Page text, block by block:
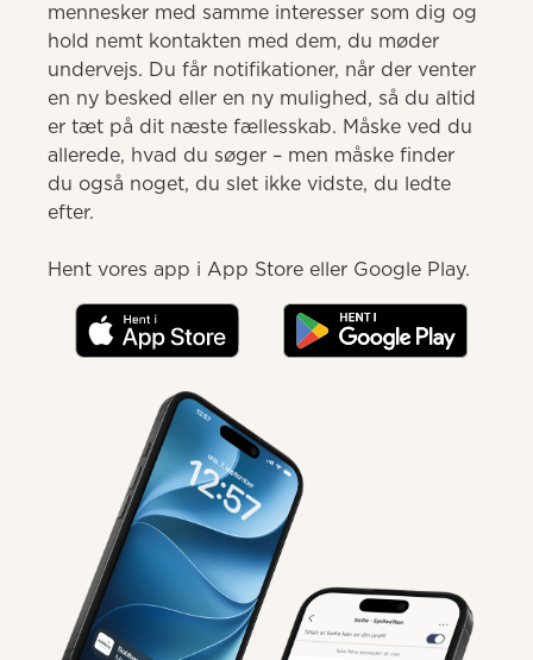
mennesker med samme interesser som dig og
hold nemt kontakten med dem, du møder
undervejs. Du får notifikationer, når der venter
en ny besked eller en ny mulighed, så du altid
er tæt på dit næste fællesskab. Måske ved du
allerede, hvad du søger – men måske finder
du også noget, du slet ikke vidste, du ledte
efter.
Hent vores app i App Store eller Google Play.